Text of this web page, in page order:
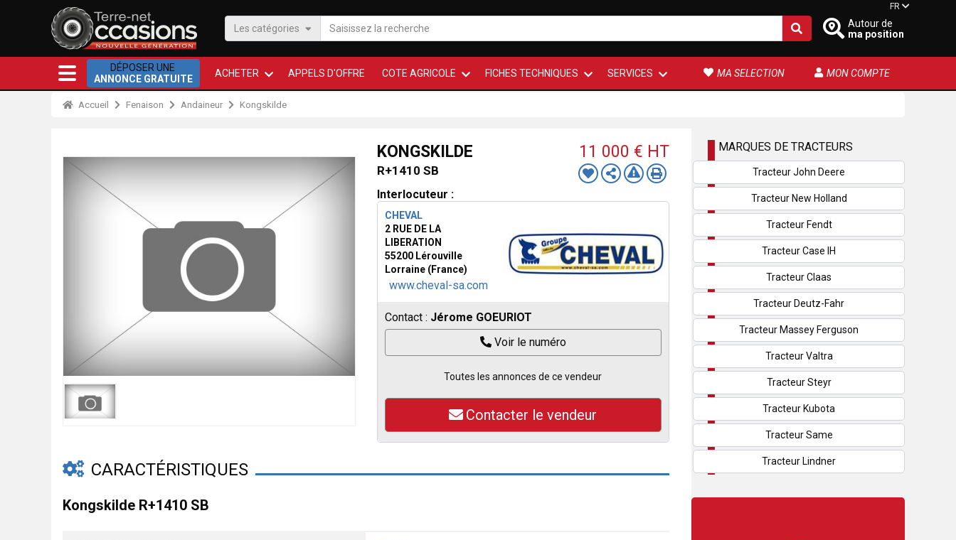
Les catégories
Autour de
ma position
FR
DÉPOSER UNE
ANNONCE GRATUITE
ACHETER APPELS D'OFFRE COTE AGRICOLE FICHES TECHNIQUES SERVICES MA SELECTION MON COMPTE
Accueil Fenaison Andaineur Kongskilde
KONGSKILDE
R+1410 SB
11 000 € HT
Interlocuteur :
CHEVAL
2 RUE DE LA
LIBERATION
55200 Lérouville
Lorraine (France)
www.cheval-sa.com
Contact : Jérome GOEURIOT
Voir le numéro
Toutes les annonces de ce vendeur
Contacter le vendeur
CARACTÉRISTIQUES
Kongskilde R+1410 SB
MARQUES DE TRACTEURS
Tracteur John Deere
Tracteur New Holland
Tracteur Fendt
Tracteur Case IH
Tracteur Claas
Tracteur Deutz-Fahr
Tracteur Massey Ferguson
Tracteur Valtra
Tracteur Steyr
Tracteur Kubota
Tracteur Same
Tracteur Lindner